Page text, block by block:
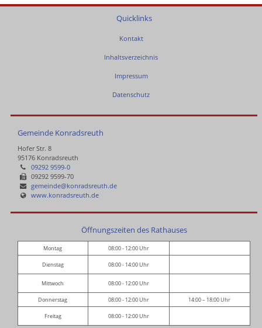
Quicklinks
Kontakt
Inhaltsverzeichnis
Impressum
Datenschutz
Gemeinde Konradsreuth
Hofer Str. 8
95176 Konradsreuth
09292 9599-0
09292 9599-70
gemeinde@konradsreuth.de
www.konradsreuth.de
Öffnungszeiten des Rathauses
Montag 08:00 - 12:00 Uhr
Dienstag 08:00 - 14:00 Uhr
Mittwoch 08:00 - 12:00 Uhr
Donnerstag 08:00 - 12:00 Uhr 14:00 – 18:00 Uhr
Freitag 08:00 - 12:00 Uhr